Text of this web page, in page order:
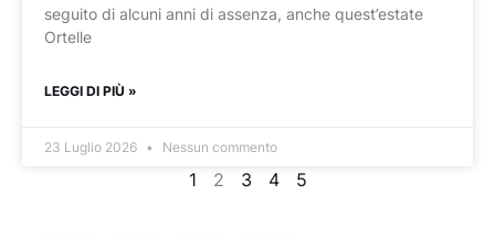
seguito di alcuni anni di assenza, anche quest’estate
Ortelle
LEGGI DI PIÙ »
23 Luglio 2026 Nessun commento
1 2 3 4 5